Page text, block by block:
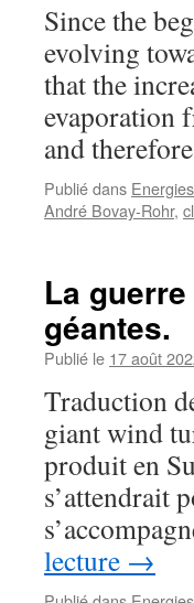
Since the
evolving
that the
evaporation
and
Publié dans
André Bovay-Rohr,
La
géantes.
Publié le 17 août
Traduction
giant wind
produit en
s’attendrait
lecture →